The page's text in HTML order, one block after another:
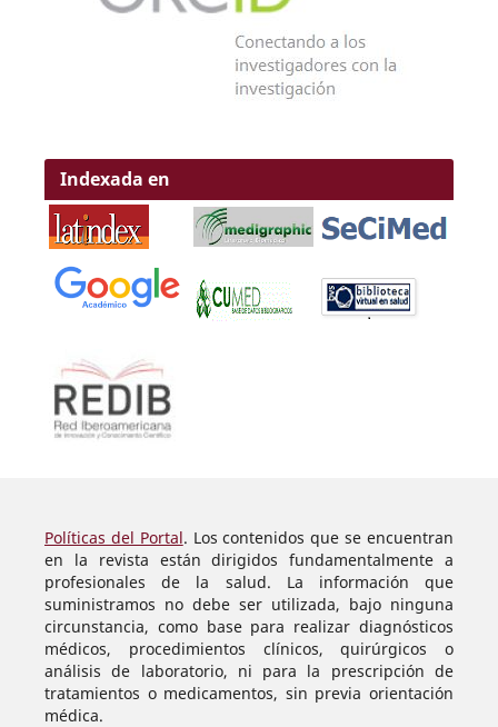
Indexada en
Políticas del Portal. Los contenidos que se encuentran
en la revista están dirigidos fundamentalmente a
profesionales de la salud. La información que
suministramos no debe ser utilizada, bajo ninguna
circunstancia, como base para realizar diagnósticos
médicos, procedimientos clínicos, quirúrgicos o
análisis de laboratorio, ni para la prescripción de
tratamientos o medicamentos, sin previa orientación
médica.